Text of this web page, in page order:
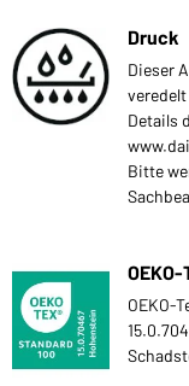
Druck
Dieser
Details
Bitte
OEKO-